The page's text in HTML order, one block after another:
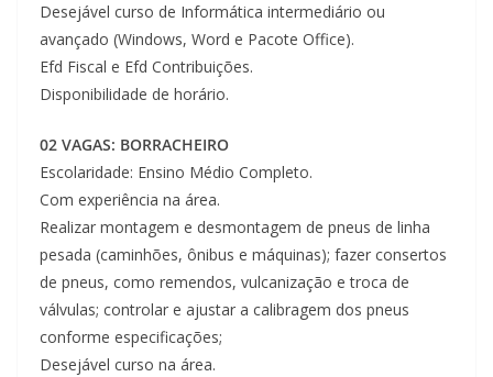
Desejável curso de Informática intermediário ou
avançado (Windows, Word e Pacote Office).
Efd Fiscal e Efd Contribuições.
Disponibilidade de horário.
02 VAGAS: BORRACHEIRO
Escolaridade: Ensino Médio Completo.
Com experiência na área.
Realizar montagem e desmontagem de pneus de linha
pesada (caminhões, ônibus e máquinas); fazer consertos
de pneus, como remendos, vulcanização e troca de
válvulas; controlar e ajustar a calibragem dos pneus
conforme especificações;
Desejável curso na área.